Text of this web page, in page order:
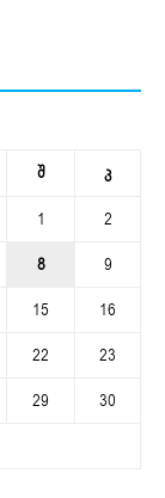
შ კ
1
2
8
9
15
16
22
23
29
30